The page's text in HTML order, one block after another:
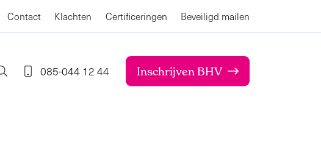
Contact Klachten Certificeringen Beveiligd mailen
085-044 12 44 Inschrijven BHV